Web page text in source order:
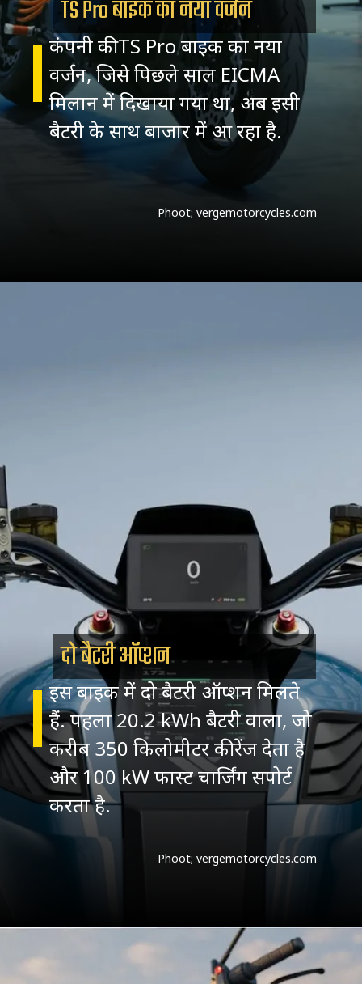
TS Pro बाइक का नया वर्जन
कंपनी की TS Pro बाइक का नया
वर्जन, जिसे पिछले साल EICMA
मिलान में दिखाया गया था, अब इसी
बैटरी के साथ बाजार में आ रहा है.
Phoot; vergemotorcycles.com
दो बैटरी ऑप्शन
इस बाइक में दो बैटरी ऑप्शन मिलते
हैं. पहला 20.2 kWh बैटरी वाला, जो
करीब 350 किलोमीटर की रेंज देता है
और 100 kW फास्ट चार्जिंग सपोर्ट
करता है.
Phoot; vergemotorcycles.com